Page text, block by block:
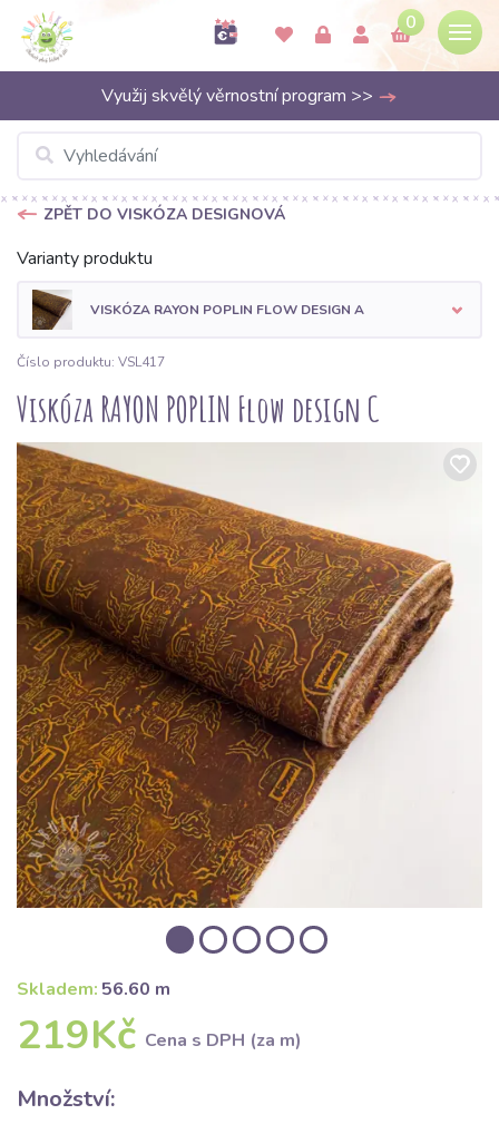
0
Využij skvělý věrnostní program >>
ZPĚT DO VISKÓZA DESIGNOVÁ
Varianty produktu
VISKÓZA RAYON POPLIN FLOW DESIGN A
Číslo produktu: VSL417
Viskóza RAYON POPLIN Flow design C
Skladem: 56.60 m
219Kč Cena s DPH (za m)
Množství: